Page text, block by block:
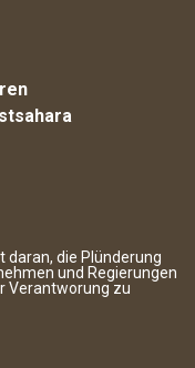
daran, die Plünderung
und Regierungen
Verantworung zu